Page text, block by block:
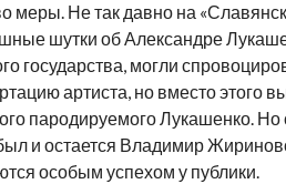
меры. Не так давно на
шутки об Александре
государства, могли
артиста, но вместо этого
пародируемого Лукашенко.
и остается Владимир
особым успехом у публики.